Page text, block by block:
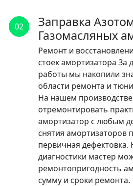
02
Заправка
Газомасляных
Ремонт и
стоек амортизатора За
работы мы накопили
области ремонта и
На нашем
отремонтировать
амортизатор с любым
снятия амортизаторов
первичная дефектовка.
диагностики мастер
ремонтопригодность
сумму и сроки ремонта.